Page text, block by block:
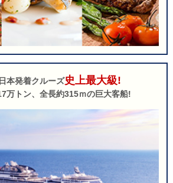
日本発着クルーズ史上最大級!
万トン、全長約315ｍの巨大客船!